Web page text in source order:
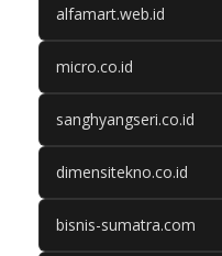
alfamart.web.id
micro.co.id
sanghyangseri.co.id
dimensitekno.co.id
bisnis-sumatra.com